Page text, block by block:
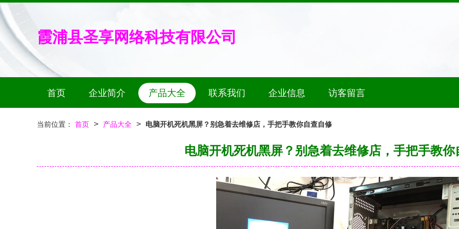
霞浦县圣享网络科技有限公司
首页 企业简介 产品大全 联系我们 企业信息 访客留言
当前位置： 首页 > 产品大全 > 电脑开机死机黑屏？别急着去维修店，手把手教你自查自修
电脑开机死机黑屏？别急着去维修店，手把手教你